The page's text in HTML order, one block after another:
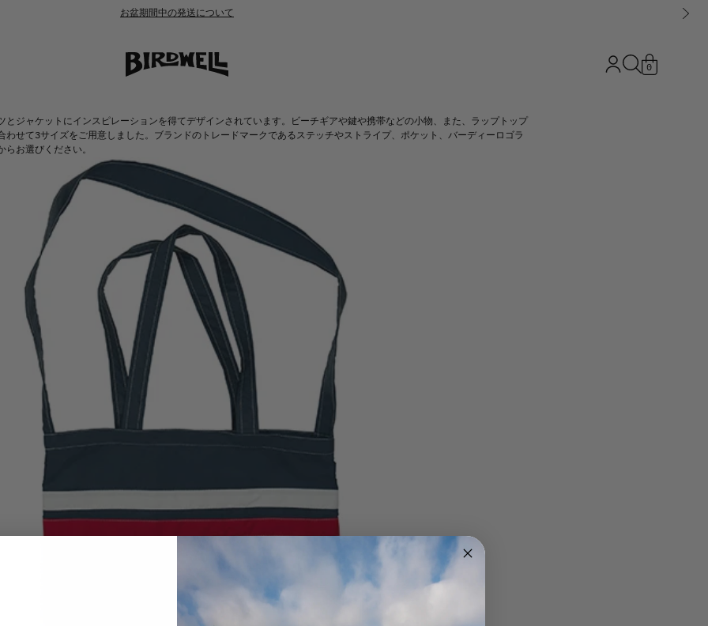
お盆期間中の発送について
0
とジャケットにインスピレーションを得てデザインされています。ビーチギアや鍵や携帯などの小物、また、ラップトップ
わせて3サイズをご用意しました。ブランドのトレードマークであるステッチやストライプ、ポケット、バーディーロゴラ
お選びください。